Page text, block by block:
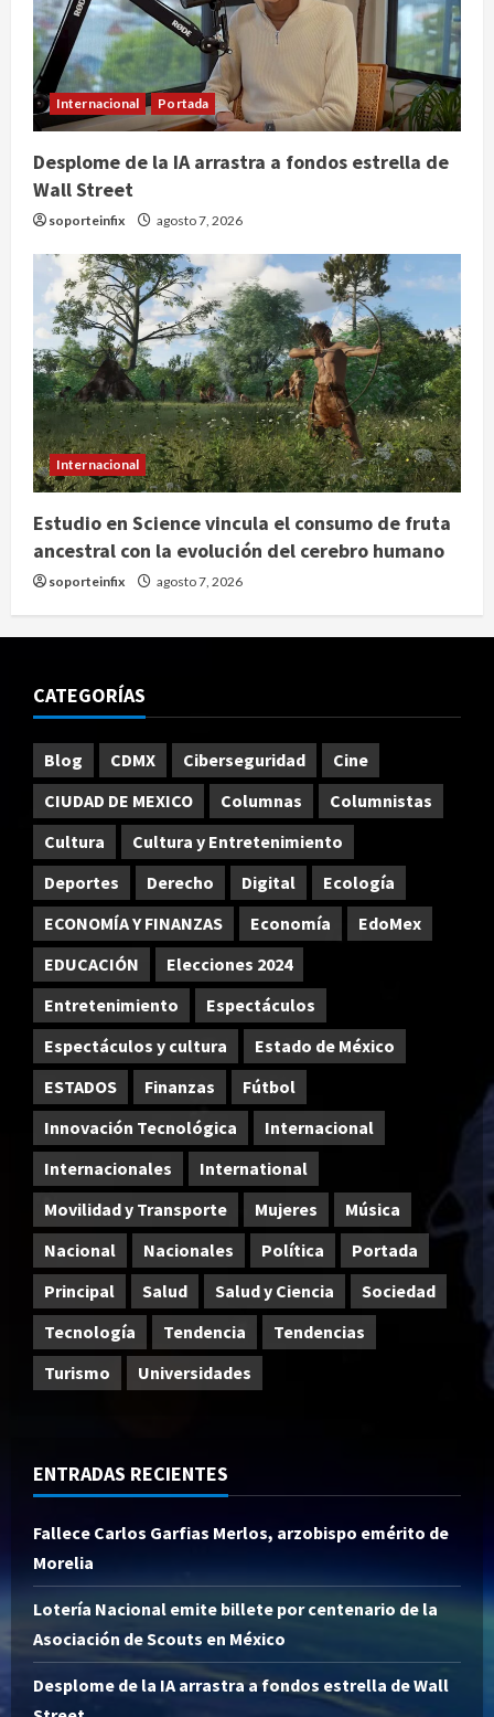
Internacional Portada
Desplome de la IA arrastra a fondos estrella de
Wall Street
soporteinfix agosto 7, 2026
Internacional
Estudio en Science vincula el consumo de fruta
ancestral con la evolución del cerebro humano
soporteinfix agosto 7, 2026
CATEGORÍAS
Blog CDMX Ciberseguridad
Cine
CIUDAD DE MEXICO
Columnas
Columnistas
Cultura
Cultura y Entretenimiento
Deportes
Derecho Digital
Ecología
ECONOMÍA Y FINANZAS
Economía
EdoMex
EDUCACIÓN
Elecciones 2024
Entretenimiento
Espectáculos
Espectáculos y cultura
Estado de México
ESTADOS
Finanzas
Fútbol
Innovación Tecnológica
Internacional
Internacionales
International
Movilidad y Transporte
Mujeres
Música
Nacional
Nacionales Política
Portada
Principal
Salud Salud y Ciencia
Sociedad
Tecnología
Tendencia
Tendencias
Turismo
Universidades
ENTRADAS RECIENTES
Fallece Carlos Garfias Merlos, arzobispo emérito de
Morelia
Lotería Nacional emite billete por centenario de la
Asociación de Scouts en México
Desplome de la IA arrastra a fondos estrella de Wall